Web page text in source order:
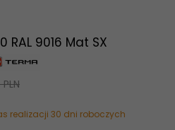
RAL 9016 Mat SX
realizacji 30 dni roboczych